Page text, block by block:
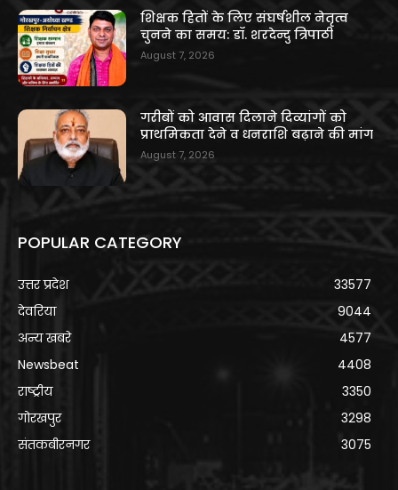
शिक्षक हितों के लिए संघर्षशील नेतृत्व
चुनने का समय: डॉ. शरदेन्दु त्रिपाठी
August 7, 2026
गरीबों को आवास दिलाने दिव्यांगों को
प्राथमिकता देने व धनराशि बढ़ाने की मांग
August 7, 2026
POPULAR CATEGORY
उत्तर प्रदेश
33577
देवरिया
9044
अन्य खबरे
4577
Newsbeat
4408
राष्ट्रीय
3350
गोरखपुर
3298
संतकबीरनगर
3075